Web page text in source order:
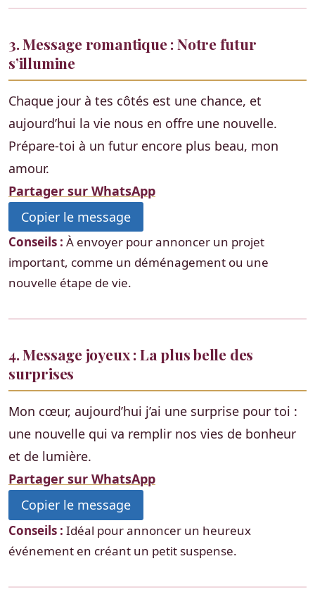
3. Message romantique : Notre futur
s’illumine
Chaque jour à tes côtés est une chance, et
aujourd’hui la vie nous en offre une nouvelle.
Prépare-toi à un futur encore plus beau, mon
amour.
Partager sur WhatsApp
Copier le message
Conseils : À envoyer pour annoncer un projet
important, comme un déménagement ou une
nouvelle étape de vie.
4. Message joyeux : La plus belle des
surprises
Mon cœur, aujourd’hui j’ai une surprise pour toi :
une nouvelle qui va remplir nos vies de bonheur
et de lumière.
Partager sur WhatsApp
Copier le message
Conseils : Idéal pour annoncer un heureux
événement en créant un petit suspense.